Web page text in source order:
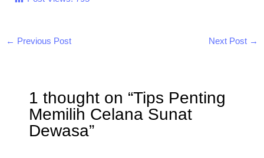
← Previous Post Next Post →
1 thought on “Tips Penting
Memilih Celana Sunat
Dewasa”